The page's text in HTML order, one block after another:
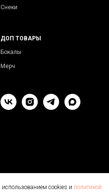
Снеки
ДОП ТОВАРЫ
Бокалы
Мерч
использованием cookies и политикой